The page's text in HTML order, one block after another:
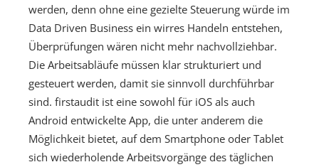
werden, denn ohne eine gezielte Steuerung würde im
Data Driven Business ein wirres Handeln entstehen,
Überprüfungen wären nicht mehr nachvollziehbar.
Die Arbeitsabläufe müssen klar strukturiert und
gesteuert werden, damit sie sinnvoll durchführbar
sind. firstaudit ist eine sowohl für iOS als auch
Android entwickelte App, die unter anderem die
Möglichkeit bietet, auf dem Smartphone oder Tablet
sich wiederholende Arbeitsvorgänge des täglichen